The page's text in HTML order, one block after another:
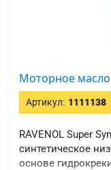
Моторное масло
Артикул: 1111138
RAVENOL Super
синтетическое
основе